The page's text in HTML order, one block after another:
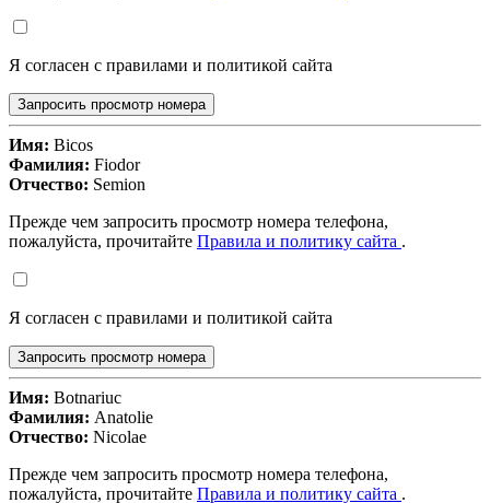
Я согласен с правилами и политикой сайта
Запросить просмотр номера
Имя: Bicos
Фамилия: Fiodor
Отчество: Semion
Прежде чем запросить просмотр номера телефона,
пожалуйста, прочитайте Правила и политику сайта .
Я согласен с правилами и политикой сайта
Запросить просмотр номера
Имя: Botnariuc
Фамилия: Anatolie
Отчество: Nicolae
Прежде чем запросить просмотр номера телефона,
пожалуйста, прочитайте Правила и политику сайта .